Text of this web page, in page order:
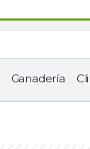
Ganadería